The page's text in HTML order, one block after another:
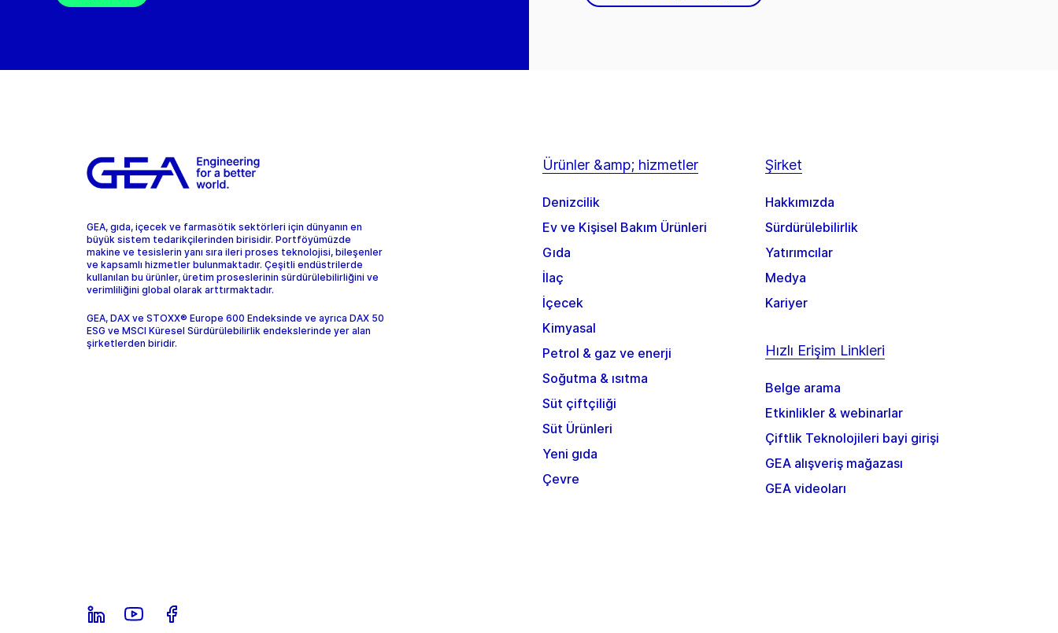
GEA, gıda, içecek ve farmasötik sektörleri için dünyanın en
büyük sistem tedarikçilerinden birisidir. Portföyümüzde
makine ve tesislerin yanı sıra ileri proses teknolojisi, bileşenler
ve kapsamlı hizmetler bulunmaktadır. Çeşitli endüstrilerde
kullanılan bu ürünler, üretim proseslerinin sürdürülebilirliğini ve
verimliliğini global olarak arttırmaktadır.
GEA, DAX ve STOXX® Europe 600 Endeksinde ve ayrıca DAX 50
ESG ve MSCI Küresel Sürdürülebilirlik endekslerinde yer alan
şirketlerden biridir.
Ürünler &amp; hizmetler
Denizcilik
Ev ve Kişisel Bakım Ürünleri
Gıda
İlaç
İçecek
Kimyasal
Petrol & gaz ve enerji
Soğutma & ısıtma
Süt çiftçiliği
Süt Ürünleri
Yeni gıda
Çevre
Şirket
Hakkımızda
Sürdürülebilirlik
Yatırımcılar
Medya
Kariyer
Hızlı Erişim Linkleri
Belge arama
Etkinlikler & webinarlar
Çiftlik Teknolojileri bayi girişi
GEA alışveriş mağazası
GEA videoları